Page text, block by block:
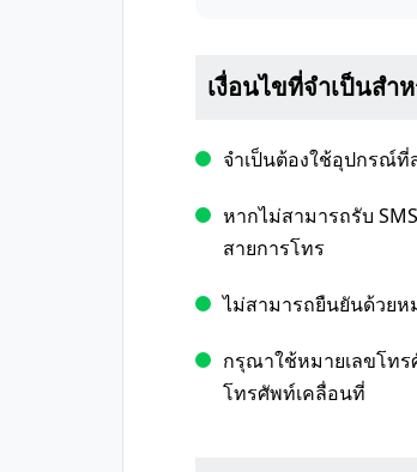
เงื่อนไขที่จำเป็นส
จำเป็นต้องใช้อุปกรณ์ที่
หากไม่สามารถรับ
สายการโทร
ไม่สามารถยืนยันด้วย
กรุณาใช้หมายเลขโท
โทรศัพท์เคลื่อนที่